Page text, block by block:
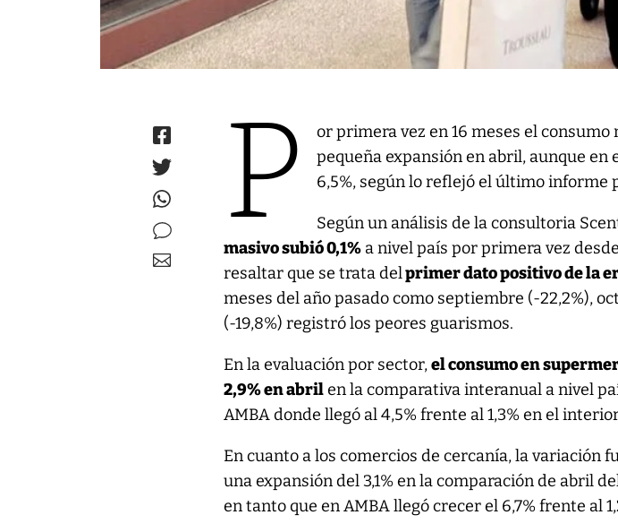
P
or primera vez en 16 meses el
pequeña expansión en abril, aunque en
6,5%, según lo reflejó el último informe
Según un análisis de la consultoria
masivo subió 0,1% a nivel país por primera vez
resaltar que se trata delprimer dato positivo de la
meses del año pasado como septiembre (-22,2%),
(-19,8%) registró los peores guarismos.
En la evaluación por sector,el consumo en
2,9% en abrilen la comparativa interanual a nivel
AMBA donde llegó al 4,5% frente al 1,3% en el
En cuanto a los comercios de cercanía, la variación
una expansión del 3,1% en la comparación de abril
en tanto que en AMBA llegó crecer el 6,7% frente al